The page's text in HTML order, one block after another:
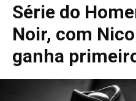
Série do
Noir, com
ganha